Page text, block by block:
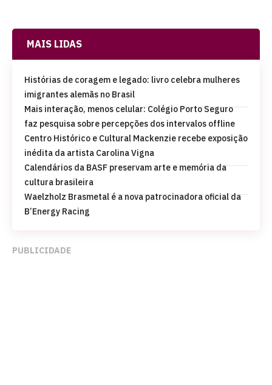
MAIS LIDAS
Histórias de coragem e legado: livro celebra mulheres
imigrantes alemãs no Brasil
Mais interação, menos celular: Colégio Porto Seguro
faz pesquisa sobre percepções dos intervalos offline
Centro Histórico e Cultural Mackenzie recebe exposição
inédita da artista Carolina Vigna
Calendários da BASF preservam arte e memória da
cultura brasileira
Waelzholz Brasmetal é a nova patrocinadora oficial da
B’Energy Racing
PUBLICIDADE